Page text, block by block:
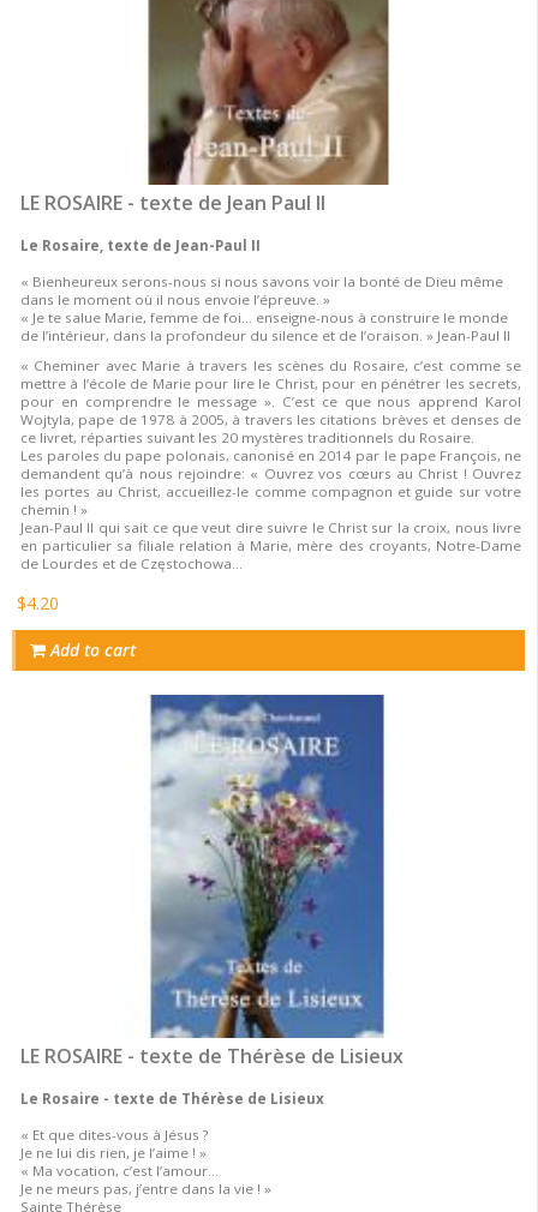
LE ROSAIRE - texte de Jean Paul II
Le Rosaire, texte de Jean-Paul II
« Bienheureux serons-nous si nous savons voir la bonté de Dieu même
dans le moment où il nous envoie l’épreuve. »
« Je te salue Marie, femme de foi… enseigne-nous à construire le monde
de l’intérieur, dans la profondeur du silence et de l’oraison. » Jean-Paul II
« Cheminer avec Marie à travers les scènes du Rosaire, c’est comme se
mettre à l’école de Marie pour lire le Christ, pour en pénétrer les secrets,
pour en comprendre le message ». C’est ce que nous apprend Karol
Wojtyla, pape de 1978 à 2005, à travers les citations brèves et denses de
ce livret, réparties suivant les 20 mystères traditionnels du Rosaire.
Les paroles du pape polonais, canonisé en 2014 par le pape François, ne
demandent qu’à nous rejoindre: « Ouvrez vos cœurs au Christ ! Ouvrez
les portes au Christ, accueillez-le comme compagnon et guide sur votre
chemin ! »
Jean-Paul II qui sait ce que veut dire suivre le Christ sur la croix, nous livre
en particulier sa filiale relation à Marie, mère des croyants, Notre-Dame
de Lourdes et de Częstochowa…
$4.20
Add to cart
LE ROSAIRE - texte de Thérèse de Lisieux
Le Rosaire - texte de Thérèse de Lisieux
« Et que dites-vous à Jésus ?
Je ne lui dis rien, je l’aime ! »
« Ma vocation, c’est l’amour…
Je ne meurs pas, j’entre dans la vie ! »
Sainte Thérèse